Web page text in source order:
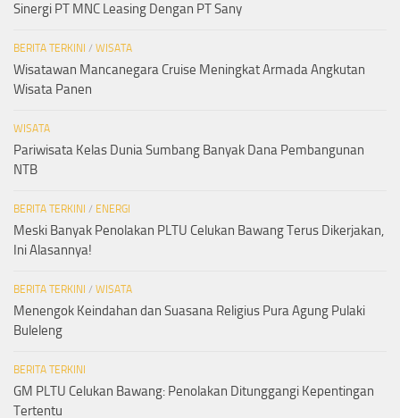
Sinergi PT MNC Leasing Dengan PT Sany
BERITA TERKINI / WISATA
Wisatawan Mancanegara Cruise Meningkat Armada Angkutan
Wisata Panen
WISATA
Pariwisata Kelas Dunia Sumbang Banyak Dana Pembangunan
NTB
BERITA TERKINI / ENERGI
Meski Banyak Penolakan PLTU Celukan Bawang Terus Dikerjakan,
Ini Alasannya!
BERITA TERKINI / WISATA
Menengok Keindahan dan Suasana Religius Pura Agung Pulaki
Buleleng
BERITA TERKINI
GM PLTU Celukan Bawang: Penolakan Ditunggangi Kepentingan
Tertentu